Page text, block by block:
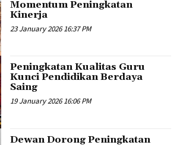
Momentum Peningkatan
Kinerja
23 January 2026 16:37 PM
Peningkatan Kualitas Guru
Kunci Pendidikan Berdaya
Saing
19 January 2026 16:06 PM
Dewan Dorong Peningkatan